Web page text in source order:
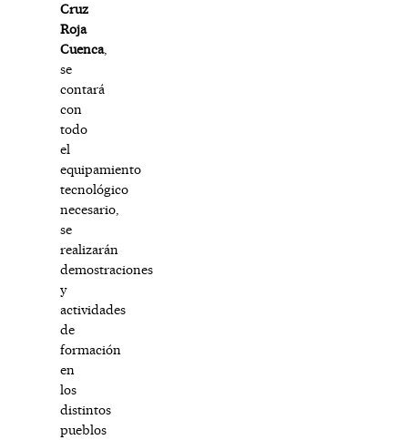
Cruz
Roja
Cuenca,
se
contará
con
todo
el
equipamiento
tecnológico
necesario,
se
realizarán
demostraciones
y
actividades
de
formación
en
los
distintos
pueblos